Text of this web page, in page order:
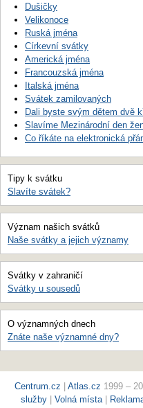
Dušičky
Velikonoce
Ruská jména
Církevní svátky
Americká jména
Francouzská jména
Italská jména
Svátek zamilovaných
Dali byste svým dětem dvě
Slavíme Mezinárodní den
Co říkáte na elektronická
Tipy k svátku
Slavíte svátek?
Význam našich svátků
Naše svátky a jejich významy
Svátky v zahraničí
Svátky u sousedů
O významných dnech
Znáte naše významné dny?
Centrum.cz | Atlas.cz 1999 –
služby | Volná místa|